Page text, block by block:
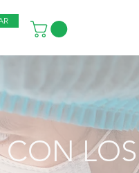
CON LOS